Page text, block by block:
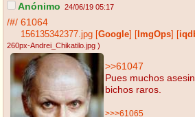
Anónimo 24/06/19 05:17
/#/ 61064
156135342377.jpg Google ImgOps
260px-Andrei_Chikatilo.jpg )
>>61047
Pues muchos
bichos raros.
>>>61065